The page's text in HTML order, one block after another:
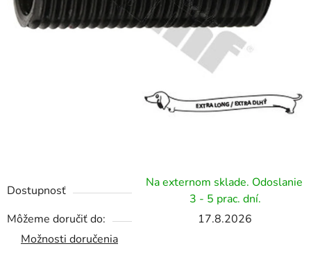
Dostupnosť
Na externom sklade. Odoslanie
3 - 5 prac. dní.
Môžeme doručiť do:
17.8.2026
Možnosti doručenia